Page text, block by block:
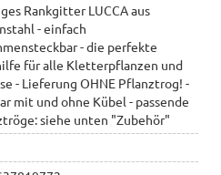
Rankgitter LUCCA aus
- einfach
- die perfekte
für alle Kletterpflanzen und
- Lieferung OHNE Pflanztrog! -
mit und ohne Kübel - passende
siehe unten "Zubehör"